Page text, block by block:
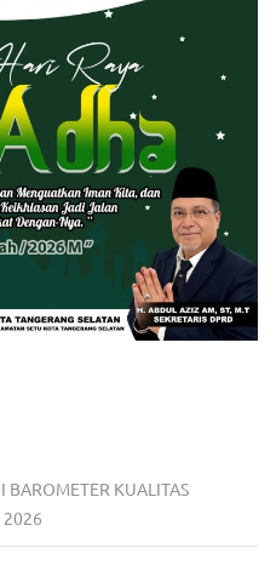
KUALITAS
2026